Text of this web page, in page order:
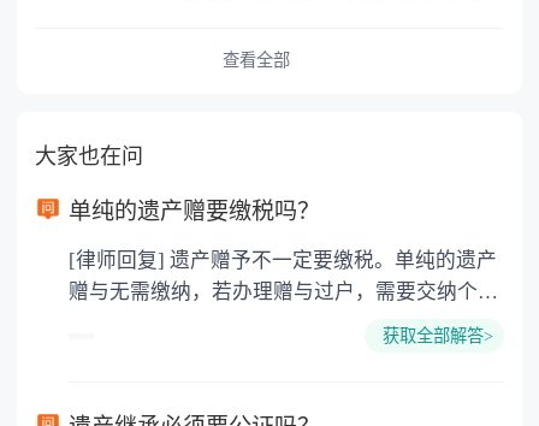
查看全部
大家也在问
单纯的遗产赠要缴税吗？
[律师回复] 遗产赠予不一定要缴税。单纯的遗产
赠与无需缴纳，若办理赠与过户，需要交纳个人
所得税、契税和公证费。赠与过户是没有增值税
要缴纳公证费，具体如下： 1. 公证费：按房
获取全部解答>